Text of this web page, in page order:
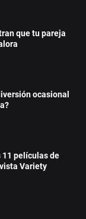
que tu pareja
ocasional
11 películas de
Variety